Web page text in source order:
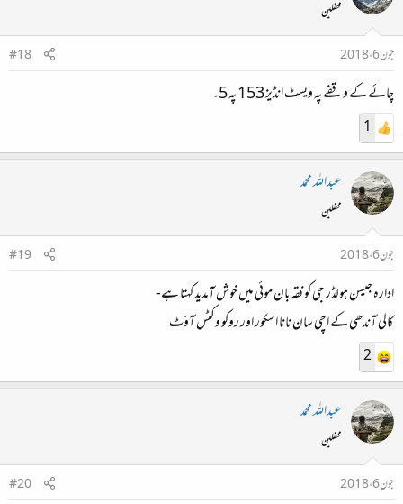
محفلین
جون 6، 2018
#18
چائے کے وقفے پہ ویسٹ انڈیز 153 پہ 5۔
1
عبداللہ محمد
محفلین
جون 6، 2018
#19
ادارہ جیسن ہولڈر جی کو فقہ بان موئی میں خوش آمدید کہتا ہے-
کالی آندھی کے اچی سان نانا اسکور اور روکو وکٹس آؤٹ
2
عبداللہ محمد
محفلین
جون 6، 2018
#20